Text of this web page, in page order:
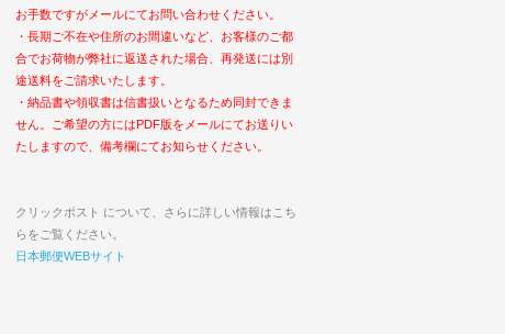
お手数ですがメールにてお問い合わせください。
・長期ご不在や住所のお間違いなど、お客様のご都
合でお荷物が弊社に返送された場合、再発送には別
途送料をご請求いたします。
・納品書や領収書は信書扱いとなるため同封できま
せん。ご希望の方にはPDF版をメールにてお送りい
たしますので、備考欄にてお知らせください。
クリックポスト について、さらに詳しい情報はこち
らをご覧ください。
日本郵便WEBサイト